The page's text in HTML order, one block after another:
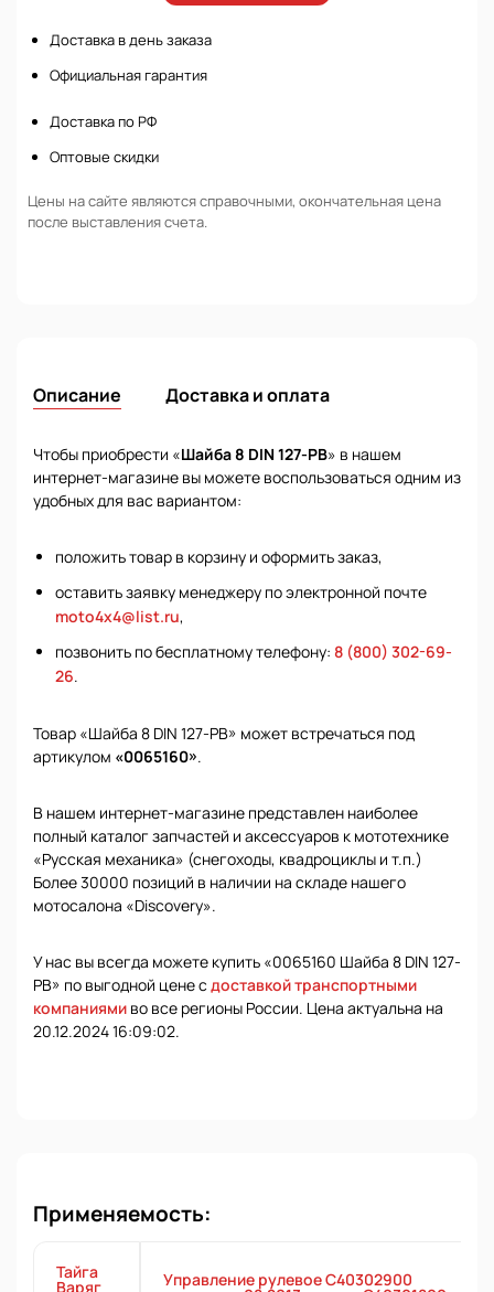
Доставка в день заказа
Официальная гарантия
Доставка по РФ
Оптовые скидки
Цены на сайте являются справочными, окончательная цена
после выставления счета.
Описание Доставка и оплата
Чтобы приобрести «Шайба 8 DIN 127-PB» в нашем
интернет-магазине вы можете воспользоваться одним из
удобных для вас вариантом:
положить товар в корзину и оформить заказ,
оставить заявку менеджеру по электронной почте
moto4x4@list.ru,
позвонить по бесплатному телефону: 8 (800) 302-69-
26.
Товар «Шайба 8 DIN 127-PB» может встречаться под
артикулом «0065160».
В нашем интернет-магазине представлен наиболее
полный каталог запчастей и аксессуаров к мототехнике
«Русская механика» (снегоходы, квадроциклы и т.п.)
Более 30000 позиций в наличии на складе нашего
мотосалона «Discovery».
У нас вы всегда можете купить «0065160 Шайба 8 DIN 127-
PB» по выгодной цене с доставкой транспортными
компаниями во все регионы России. Цена актуальна на
20.12.2024 16:09:02.
Применяемость:
Тайга
Варяг Управление рулевое С40302900